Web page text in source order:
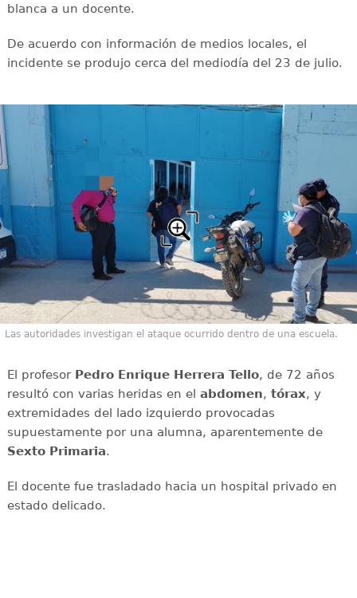
blanca a un docente.
De acuerdo con información de medios locales, el
incidente se produjo cerca del mediodía del 23 de julio.
Las autoridades investigan el ataque ocurrido dentro de una escuela.
El profesor Pedro Enrique Herrera Tello, de 72 años
resultó con varias heridas en el abdomen, tórax, y
extremidades del lado izquierdo provocadas
supuestamente por una alumna, aparentemente de
Sexto Primaria.
El docente fue trasladado hacia un hospital privado en
estado delicado.